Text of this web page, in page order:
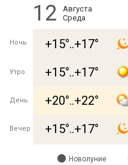
12
Августа
Среда
Ночь +15°..+17°
Утро +15°..+17°
День +20°..+22°
Вечер +15°..+17°
Новолуние